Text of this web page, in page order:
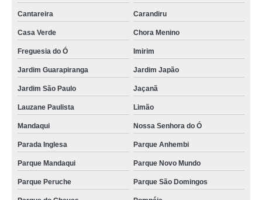
Cantareira Carandiru
Casa Verde Chora Menino
Freguesia do Ó Imirim
Jardim Guarapiranga Jardim Japão
Jardim São Paulo Jaçanã
Lauzane Paulista Limão
Mandaqui Nossa Senhora do Ó
Parada Inglesa Parque Anhembi
Parque Mandaqui Parque Novo Mundo
Parque Peruche Parque São Domingos